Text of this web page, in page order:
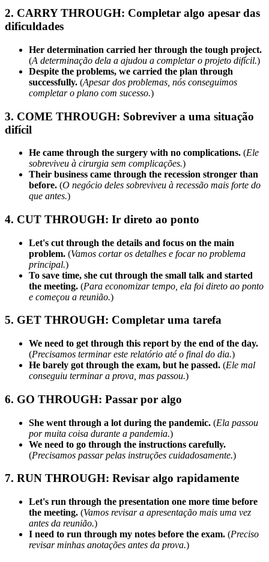
2. CARRY THROUGH: Completar algo apesar das
dificuldades
Her determination carried her through the tough project.
(A determinação dela a ajudou a completar o projeto difícil.)
Despite the problems, we carried the plan through
successfully. (Apesar dos problemas, nós conseguimos
completar o plano com sucesso.)
3. COME THROUGH: Sobreviver a uma situação
difícil
He came through the surgery with no complications. (Ele
sobreviveu à cirurgia sem complicações.)
Their business came through the recession stronger than
before. (O negócio deles sobreviveu à recessão mais forte do
que antes.)
4. CUT THROUGH: Ir direto ao ponto
Let's cut through the details and focus on the main
problem. (Vamos cortar os detalhes e focar no problema
principal.)
To save time, she cut through the small talk and started
the meeting. (Para economizar tempo, ela foi direto ao ponto
e começou a reunião.)
5. GET THROUGH: Completar uma tarefa
We need to get through this report by the end of the day.
(Precisamos terminar este relatório até o final do dia.)
He barely got through the exam, but he passed. (Ele mal
conseguiu terminar a prova, mas passou.)
6. GO THROUGH: Passar por algo
She went through a lot during the pandemic. (Ela passou
por muita coisa durante a pandemia.)
We need to go through the instructions carefully.
(Precisamos passar pelas instruções cuidadosamente.)
7. RUN THROUGH: Revisar algo rapidamente
Let's run through the presentation one more time before
the meeting. (Vamos revisar a apresentação mais uma vez
antes da reunião.)
I need to run through my notes before the exam. (Preciso
revisar minhas anotações antes da prova.)